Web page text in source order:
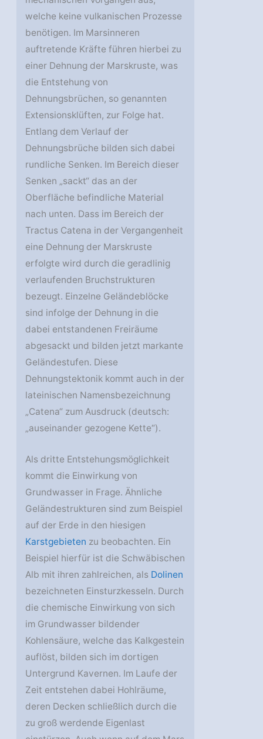
welche keine vulkanischen Prozesse
benötigen. Im Marsinneren
auftretende Kräfte führen hierbei zu
einer Dehnung der Marskruste, was
die Entstehung von
Dehnungsbrüchen, so genannten
Extensionsklüften, zur Folge hat.
Entlang dem Verlauf der
Dehnungsbrüche bilden sich dabei
rundliche Senken. Im Bereich dieser
Senken „sackt“ das an der
Oberfläche befindliche Material
nach unten. Dass im Bereich der
Tractus Catena in der Vergangenheit
eine Dehnung der Marskruste
erfolgte wird durch die geradlinig
verlaufenden Bruchstrukturen
bezeugt. Einzelne Geländeblöcke
sind infolge der Dehnung in die
dabei entstandenen Freiräume
abgesackt und bilden jetzt markante
Geländestufen. Diese
Dehnungstektonik kommt auch in der
lateinischen Namensbezeichnung
„Catena“ zum Ausdruck (deutsch:
„auseinander gezogene Kette“).
Als dritte Entstehungsmöglichkeit
kommt die Einwirkung von
Grundwasser in Frage. Ähnliche
Geländestrukturen sind zum Beispiel
auf der Erde in den hiesigen
Karstgebieten zu beobachten. Ein
Beispiel hierfür ist die Schwäbischen
Alb mit ihren zahlreichen, als Dolinen
bezeichneten Einsturzkesseln. Durch
die chemische Einwirkung von sich
im Grundwasser bildender
Kohlensäure, welche das Kalkgestein
auflöst, bilden sich im dortigen
Untergrund Kavernen. Im Laufe der
Zeit entstehen dabei Hohlräume,
deren Decken schließlich durch die
zu groß werdende Eigenlast